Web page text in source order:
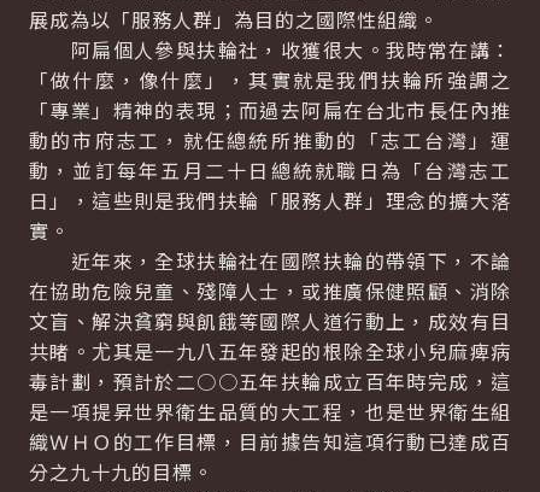
展成為以「服務人群」為目的之國際性組織。
阿扁個人參與扶輪社，收獲很大。我時常在講：
「做什麼，像什麼」，其實就是我們扶輪所強調之
「專業」精神的表現；而過去阿扁在台北市長任內推
動的市府志工，就任總統所推動的「志工台灣」運
動，並訂每年五月二十日總統就職日為「台灣志工
日」，這些則是我們扶輪「服務人群」理念的擴大落
實。
近年來，全球扶輪社在國際扶輪的帶領下，不論
在協助危險兒童、殘障人士，或推廣保健照顧、消除
文盲、解決貧窮與飢餓等國際人道行動上，成效有目
共睹。尤其是一九八五年發起的根除全球小兒麻痺病
毒計劃，預計於二○○五年扶輪成立百年時完成，這
是一項提昇世界衛生品質的大工程，也是世界衛生組
織ＷＨＯ的工作目標，目前據告知這項行動已達成百
分之九十九的目標。